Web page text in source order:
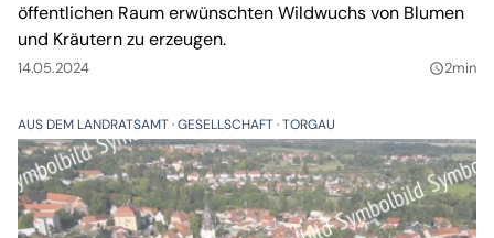
öffentlichen Raum erwünschten Wildwuchs von Blumen
und Kräutern zu erzeugen.
14.05.2024 query_builder2min
AUS DEM LANDRATSAMT GESELLSCHAFT TORGAU